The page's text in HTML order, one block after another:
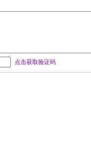
点击获取验证码